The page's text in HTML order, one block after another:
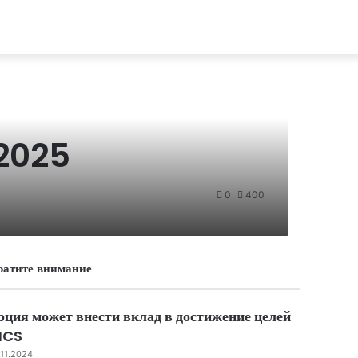
0 400
внимание
может внести вклад в достижение целей